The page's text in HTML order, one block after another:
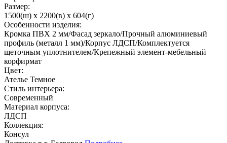
Размер:
1500(ш) x 2200(в) x 604(г)
Особенности изделия:
Кромка ПВХ 2 мм/Фасад зеркало/Прочный алюминиевый
профиль (металл 1 мм)/Корпус ЛДСП/Комплектуется
щеточным уплотнителем/Крепежный элемент-мебельный
корфирмат
Цвет:
Ателье Темное
Стиль интерьера:
Современный
Материал корпуса:
ЛДСП
Коллекция:
Консул